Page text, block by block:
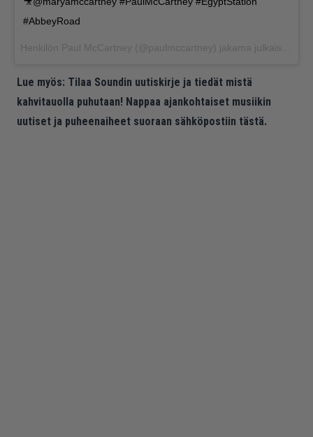
#AbbeyRoad
Henkilön Paul McCartney (@paulmccartney) jakama julkaisu
Lue myös: Tilaa Soundin uutiskirje ja tiedät mistä
kahvitauolla puhutaan! Nappaa ajankohtaiset musiikin
uutiset ja puheenaiheet suoraan sähköpostiin tästä.